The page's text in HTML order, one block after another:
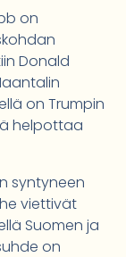
on
Donald
on Trumpin
helpottaa
syntyneen
viettivät
Suomen ja
on